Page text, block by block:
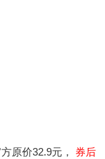
原价32.9元， 券后